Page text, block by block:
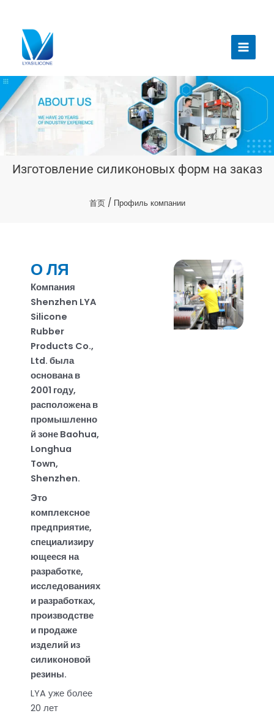
меню
Изготовление силиконовых форм на заказ
首页/ Профиль компании
О ЛЯ
Компания
Shenzhen LYA
Silicone
Rubber
Products Co.,
Ltd. была
основана в
2001 году,
расположена в
промышленно
й зоне Baohua,
Longhua
Town,
Shenzhen.
Это
комплексное
предприятие,
специализиру
ющееся на
разработке,
исследованиях
и разработках,
производстве
и продаже
изделий из
силиконовой
резины.
LYA уже более
20 лет